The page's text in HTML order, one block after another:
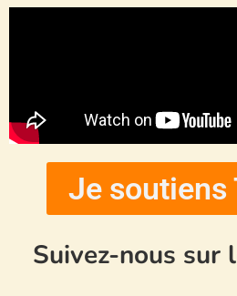
Je soutiens
Suivez-nous sur